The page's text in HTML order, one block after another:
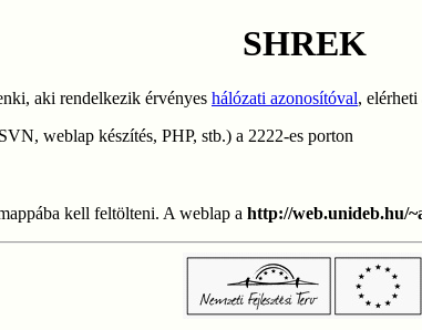
SHREK
aki rendelkezik érvényes hálózati azonosítóval,
weblap készítés, PHP, stb.) a 2222-es porton
kell feltölteni. A weblap a http://web.unideb.hu/